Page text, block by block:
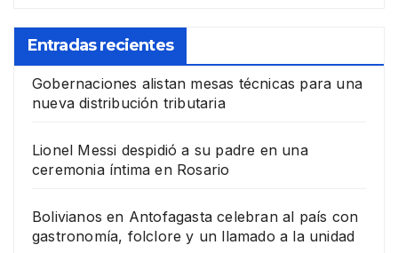
Entradas recientes
Gobernaciones alistan mesas técnicas para una
nueva distribución tributaria
Lionel Messi despidió a su padre en una
ceremonia íntima en Rosario
Bolivianos en Antofagasta celebran al país con
gastronomía, folclore y un llamado a la unidad